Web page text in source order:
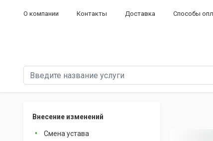
О компании Контакты Доставка Способы
Внесение изменений
Смена устава